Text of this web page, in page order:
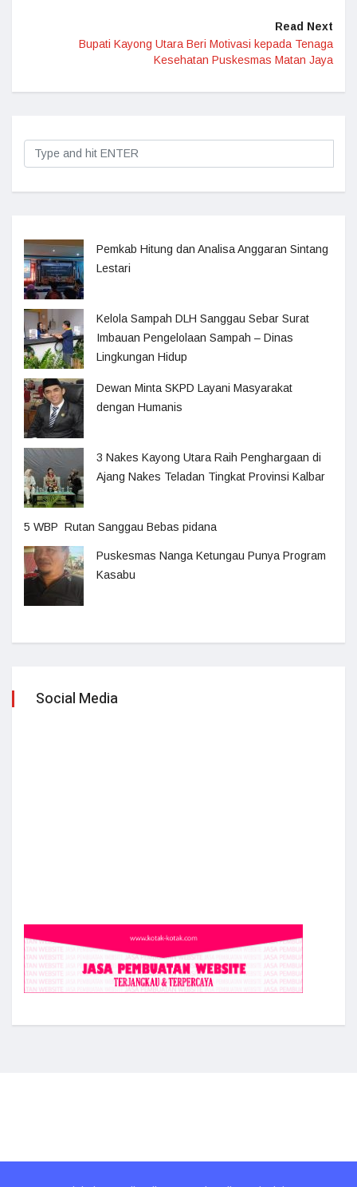
Read Next
Bupati Kayong Utara Beri Motivasi kepada Tenaga
Kesehatan Puskesmas Matan Jaya
Pemkab Hitung dan Analisa Anggaran Sintang
Lestari
Kelola Sampah DLH Sanggau Sebar Surat
Imbauan Pengelolaan Sampah – Dinas
Lingkungan Hidup
Dewan Minta SKPD Layani Masyarakat
dengan Humanis
3 Nakes Kayong Utara Raih Penghargaan di
Ajang Nakes Teladan Tingkat Provinsi Kalbar
5 WBP Rutan Sanggau Bebas pidana
Puskesmas Nanga Ketungau Punya Program
Kasabu
Social Media